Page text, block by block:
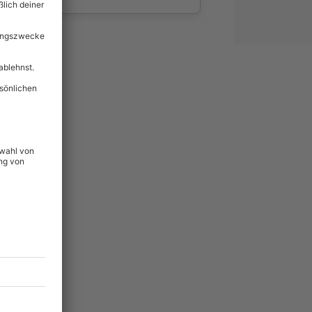
für alle Erlebnisse
& verlängerbar.